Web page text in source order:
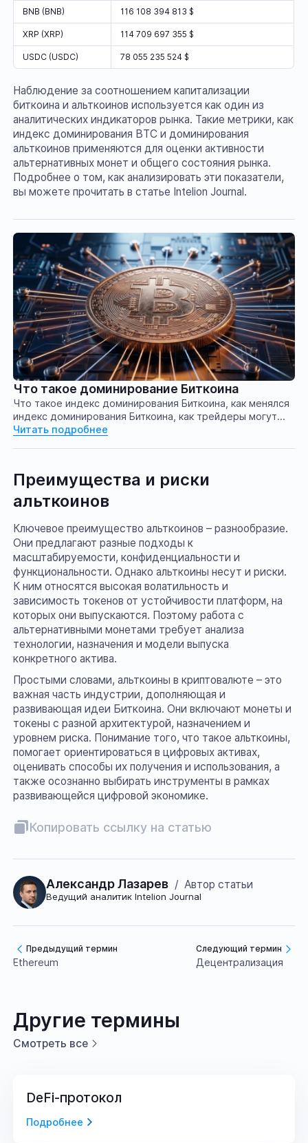
BNB (BNB) 116 108 394 813 $
XRP (XRP) 114 709 697 355 $
USDC (USDC) 78 055 235 524 $
Наблюдение за соотношением капитализации
биткоина и альткоинов используется как один из
аналитических индикаторов рынка. Такие метрики, как
индекс доминирования BTC и доминирования
альткоинов применяются для оценки активности
альтернативных монет и общего состояния рынка.
Подробнее о том, как анализировать эти показатели,
вы можете прочитать в статье Intelion Journal.
Что такое доминирование Биткоина
Что такое индекс доминирования Биткоина, как менялся
индекс доминирования Биткоина, как трейдеры могут
интерпретировать индекс доминирования Биткоина
Читать подробнее
Преимущества и риски
альткоинов
Ключевое преимущество альткоинов – разнообразие.
Они предлагают разные подходы к
масштабируемости, конфиденциальности и
функциональности. Однако альткоины несут и риски.
К ним относятся высокая волатильность и
зависимость токенов от устойчивости платформ, на
которых они выпускаются. Поэтому работа с
альтернативными монетами требует анализа
технологии, назначения и модели выпуска
конкретного актива.
Простыми словами, альткоины в криптовалюте – это
важная часть индустрии, дополняющая и
развивающая идеи Биткоина. Они включают монеты и
токены с разной архитектурой, назначением и
уровнем риска. Понимание того, что такое альткоины,
помогает ориентироваться в цифровых активах,
оценивать способы их получения и использования, а
также осознанно выбирать инструменты в рамках
развивающейся цифровой экономике.
Копировать ссылку на статью
Александр Лазарев / Автор статьи
Ведущий аналитик Intelion Journal
Предыдущий термин
Ethereum
Следующий термин
Децентрализация
Другие термины
Смотреть все
DeFi-протокол
Подробнее